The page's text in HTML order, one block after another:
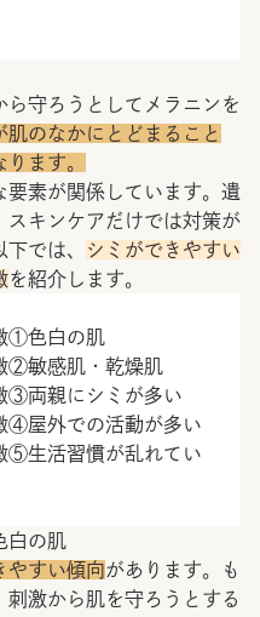
守ろうとしてメラニンを
肌のなかにとどまること
ます。
要素が関係しています。遺
スキンケアだけでは対策が
では、
シミができやすい
を紹介します。
①色白の肌
②敏感肌・乾燥肌
③両親にシミが多い
④屋外での活動が多い
⑤生活習慣が乱れてい
白の肌
やすい傾向があります。も
激から肌を守ろうとする